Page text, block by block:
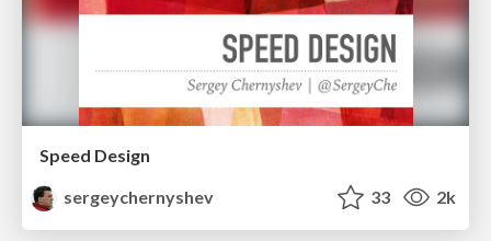
Speed Design
sergeychernyshev
33 2k